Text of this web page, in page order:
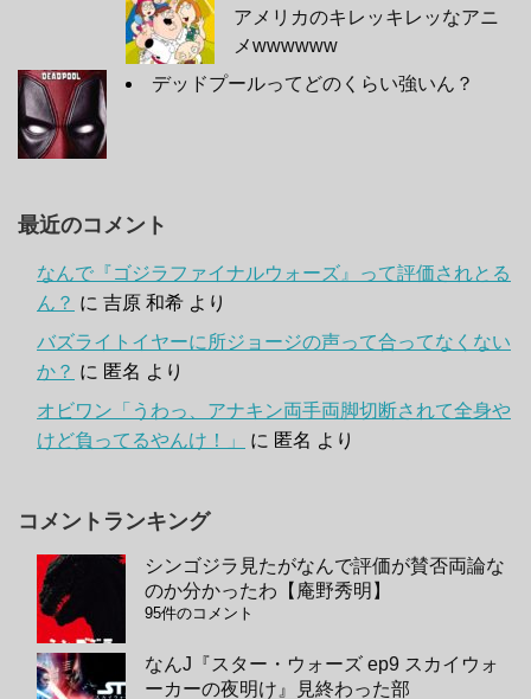
アメリカのキレッキレッなアニ
メwwwwww
デッドプールってどのくらい強いん？
最近のコメント
なんで『ゴジラファイナルウォーズ』って評価されとる
ん？ に 吉原 和希 より
バズライトイヤーに所ジョージの声って合ってなくない
か？ に 匿名 より
オビワン「うわっ、アナキン両手両脚切断されて全身や
けど負ってるやんけ！」
に 匿名 より
コメントランキング
シンゴジラ見たがなんで評価が賛否両論な
のか分かったわ【庵野秀明】
95件のコメント
なんJ『スター・ウォーズ ep9 スカイウォ
ーカーの夜明け』見終わった部